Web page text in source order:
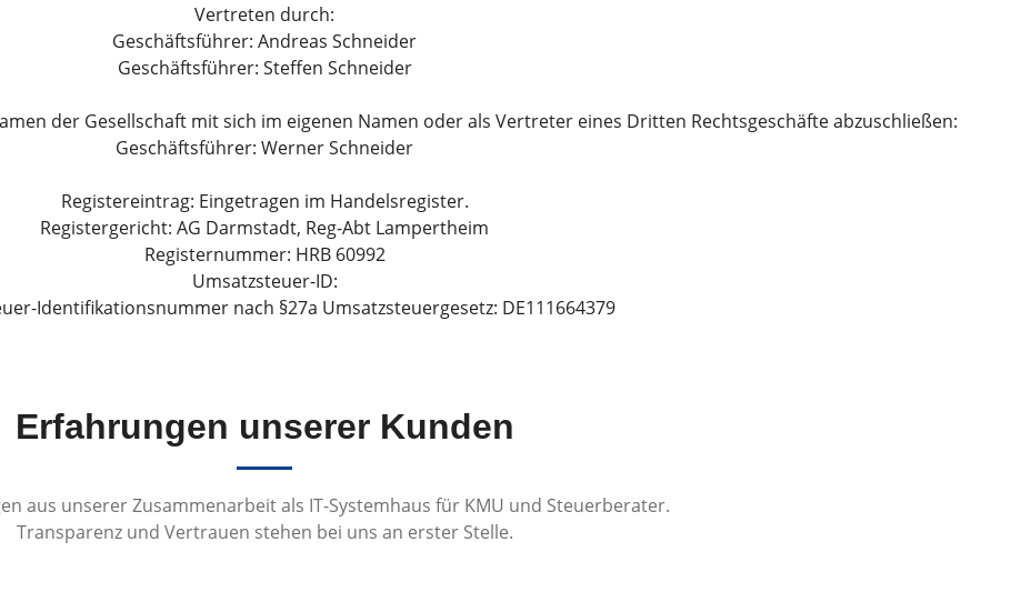
Ziele
Vertreten durch:
Geschäftsführer: Andreas Schneider
Geschäftsführer: Steffen Schneider
der Gesellschaft mit sich im eigenen Namen oder als Vertreter eines Dritten Rechtsgeschäfte abzuschließen:
Geschäftsführer: Werner Schneider
Registereintrag: Eingetragen im Handelsregister.
Registergericht: AG Darmstadt, Reg-Abt Lampertheim
Registernummer: HRB 60992
Umsatzsteuer-ID:
Identifikationsnummer nach §27a Umsatzsteuergesetz: DE111664379
Erfahrungen unserer Kunden
aus unserer Zusammenarbeit als IT-Systemhaus für KMU und Steuerberater.
Transparenz und Vertrauen stehen bei uns an erster Stelle.